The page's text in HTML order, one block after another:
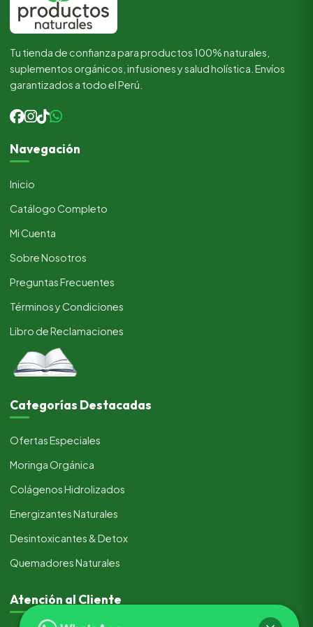
Tu tienda de confianza para productos 100% naturales,
suplementos orgánicos, infusiones y salud holística. Envíos
garantizados a todo el Perú.
Navegación
Inicio
Catálogo Completo
Mi Cuenta
Sobre Nosotros
Preguntas Frecuentes
Términos y Condiciones
Libro de Reclamaciones
Categorías Destacadas
Ofertas Especiales
Moringa Orgánica
Colágenos Hidrolizados
Energizantes Naturales
Desintoxicantes & Detox
Quemadores Naturales
Atención al Cliente